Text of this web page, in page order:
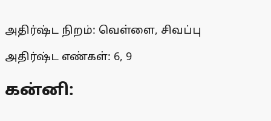
அதிர்ஷ்ட நிறம்: வெள்ளை, சிவப்பு
அதிர்ஷ்ட எண்கள்: 6, 9
கன்னி: